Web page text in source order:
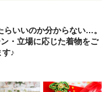
いいのか分からない…。
・立場に応じた着物をご
♪